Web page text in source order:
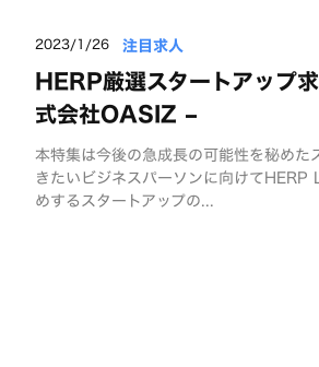
2023/1/26 注目求人
HERP厳選スタートアップ
式会社OASIZ –
本特集は今後の急成長の可能性を秘めた
きたいビジネスパーソンに向けてHERP
めするスタートアップの...